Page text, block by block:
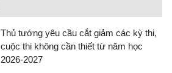
Thủ tướng yêu cầu cắt giảm các kỳ thi,
cuộc thi không cần thiết từ năm học
2026-2027